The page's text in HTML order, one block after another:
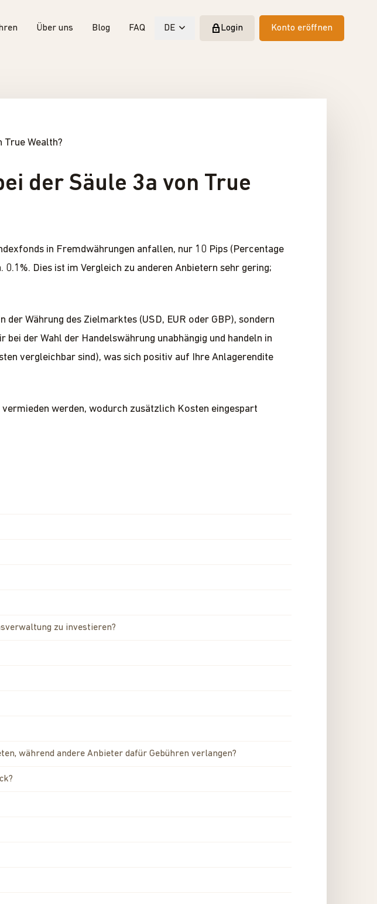
Über uns Blog FAQ DE Login Konto eröffnen
True Wealth?
der Säule 3a von True
in Fremdwährungen anfallen, nur 10 Pips (Percentage
Dies ist im Vergleich zu anderen Anbietern sehr gering;
Währung des Zielmarktes (USD, EUR oder GBP), sondern
der Wahl der Handelswährung unabhängig und handeln in
vergleichbar sind), was sich positiv auf Ihre Anlagerendite
werden, wodurch zusätzlich Kosten eingespart
zu investieren?
während andere Anbieter dafür Gebühren verlangen?